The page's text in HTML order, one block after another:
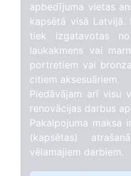
apbedījuma vietas
kapsētā visā Latvijā.
tiek izgatavotas
laukakmens vai
portretiem vai
citiem aksesuāriem.
Piedāvājam arī visu
renovācijas darbus
Pakalpojuma maksa
(kapsētas)
vēlamajiem darbiem.